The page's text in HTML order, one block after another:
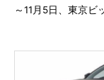
～11月5日、東京ビ